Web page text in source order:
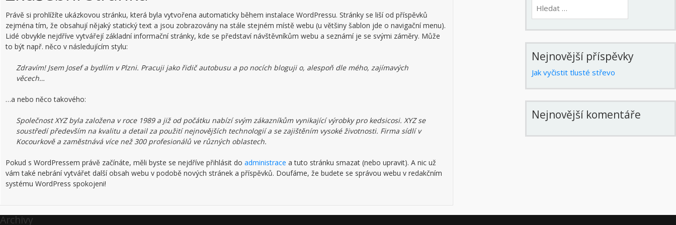
Právě si prohlížíte ukázkovou stránku, která byla vytvořena automaticky během instalace WordPressu. Stránky se liší od příspěvků
zejména tím, že obsahují nějaký statický text a jsou zobrazovány na stále stejném místě webu (u většiny šablon jde o navigační menu).
Lidé obvykle nejdříve vytvářejí základní informační stránky, kde se představí návštěvníkům webu a seznámí je se svými záměry. Může
to být např. něco v následujícím stylu:
Zdravím! Jsem Josef a bydlím v Plzni. Pracuji jako řidič autobusu a po nocích bloguji o, alespoň dle mého, zajímavých
věcech…
…a nebo něco takového:
Společnost XYZ byla založena v roce 1989 a již od počátku nabízí svým zákazníkům vynikající výrobky pro kedsicosi. XYZ se
soustředí především na kvalitu a detail za použití nejnovějších technologií a se zajištěním vysoké životnosti. Firma sídlí v
Kocourkově a zaměstnává více než 300 profesionálů ve různých oblastech.
Pokud s WordPressem právě začínáte, měli byste se nejdříve přihlásit do administrace a tuto stránku smazat (nebo upravit). A nic už
vám také nebrání vytvářet další obsah webu v podobě nových stránek a příspěvků. Doufáme, že budete se správou webu v redakčním
systému WordPress spokojeni!
Nejnovější příspěvky
Jak vyčistit tlusté střevo
Nejnovější komentáře
Archivy